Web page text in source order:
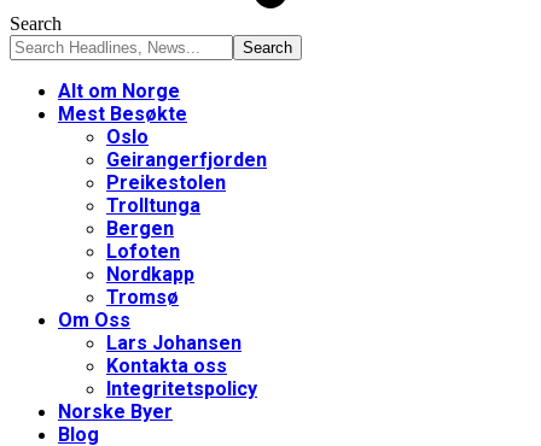
Search
Alt om Norge
Mest Besøkte
Oslo
Geirangerfjorden
Preikestolen
Trolltunga
Bergen
Lofoten
Nordkapp
Tromsø
Om Oss
Lars Johansen
Kontakta oss
Integritetspolicy
Norske Byer
Blog